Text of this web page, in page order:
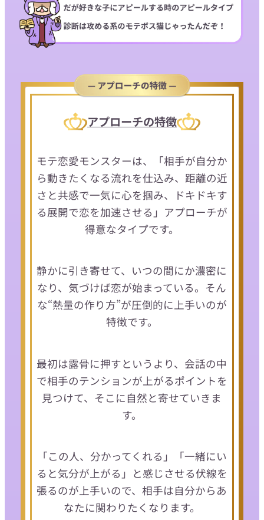
アプローチの特徴
モテ恋愛モンスターは、「相手が自分か
ら動きたくなる流れを仕込み、距離の近
さと共感で一気に心を掴み、ドキドキす
る展開で恋を加速させる」アプローチが
得意なタイプです。
静かに引き寄せて、いつの間にか濃密に
なり、気づけば恋が始まっている。そん
な“熱量の作り方”が圧倒的に上手いのが
特徴です。
最初は露骨に押すというより、会話の中
で相手のテンションが上がるポイントを
見つけて、そこに自然と寄せていきま
す。
「この人、分かってくれる」「一緒にい
ると気分が上がる」と感じさせる伏線を
張るのが上手いので、相手は自分からあ
なたに関わりたくなります。